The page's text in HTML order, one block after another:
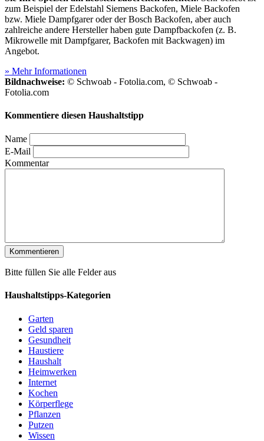
zum Beispiel der Edelstahl Siemens Backofen, Miele Backofen
bzw. Miele Dampfgarer oder der Bosch Backofen, aber auch
zahlreiche andere Hersteller haben gute Dampfbackofen (z. B.
Mikrowelle mit Dampfgarer, Backofen mit Backwagen) im
Angebot.
» Mehr Informationen
Bildnachweise: © Schwoab - Fotolia.com, © Schwoab -
Fotolia.com
Kommentiere diesen Haushaltstipp
Name
E-Mail
Kommentar
Bitte füllen Sie alle Felder aus
Haushaltstipps-Kategorien
Garten
Geld sparen
Gesundheit
Haustiere
Haushalt
Heimwerken
Internet
Kochen
Körperflege
Pflanzen
Putzen
Wissen